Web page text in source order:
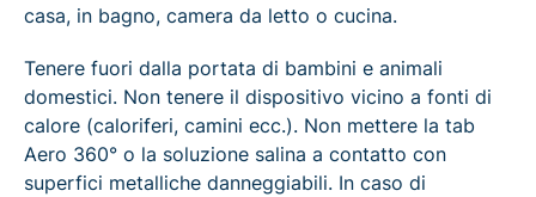
casa, in bagno, camera da letto o cucina.
Tenere fuori dalla portata di bambini e animali
domestici. Non tenere il dispositivo vicino a fonti di
calore (caloriferi, camini ecc.). Non mettere la tab
Aero 360° o la soluzione salina a contatto con
superfici metalliche danneggiabili. In caso di